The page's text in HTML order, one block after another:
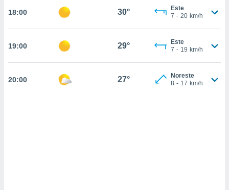
nos
en
perfil
y
18:00 30°
Este
7 - 20 km/h
19:00 29°
Este
7 - 19 km/h
20:00 27°
Noreste
8 - 17 km/h